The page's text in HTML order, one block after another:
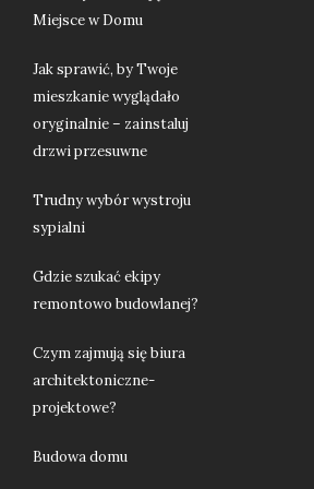
Miejsce w Domu
Jak sprawić, by Twoje
mieszkanie wyglądało
oryginalnie – zainstaluj
drzwi przesuwne
Trudny wybór wystroju
sypialni
Gdzie szukać ekipy
remontowo budowlanej?
Czym zajmują się biura
architektoniczne-
projektowe?
Budowa domu